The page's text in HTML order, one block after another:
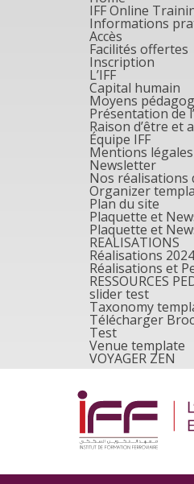
IFF Online
Informations
Accès
Facilités offertes
Inscription
L’IFF
Capital humain
Moyens
Présentation de
Raison d’être et
Équipe IFF
Mentions légales
Newsletter
Nos réalisations
Organizer
Plan du site
Plaquette et
Plaquette et
REALISATIONS
Réalisations 2024
Réalisations et
RESSOURCES
slider test
Taxonomy
Télécharger
Test
Venue template
VOYAGER ZEN